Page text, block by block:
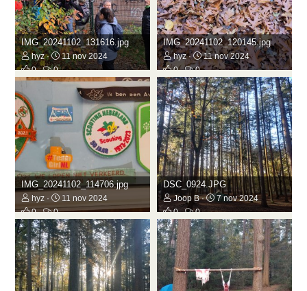
IMG_20241102_131616.jpg
hyz
11 nov 2024
0
0
IMG_20241102_120145.jpg
hyz
11 nov 2024
0
0
IMG_20241102_114706.jpg
hyz
11 nov 2024
0
0
DSC_0924.JPG
Joop B
7 nov 2024
0
0